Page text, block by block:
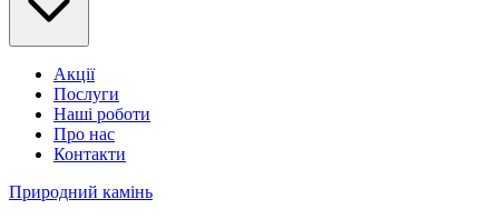
Акції
Послуги
Наші роботи
Про нас
Контакти
Природний камінь